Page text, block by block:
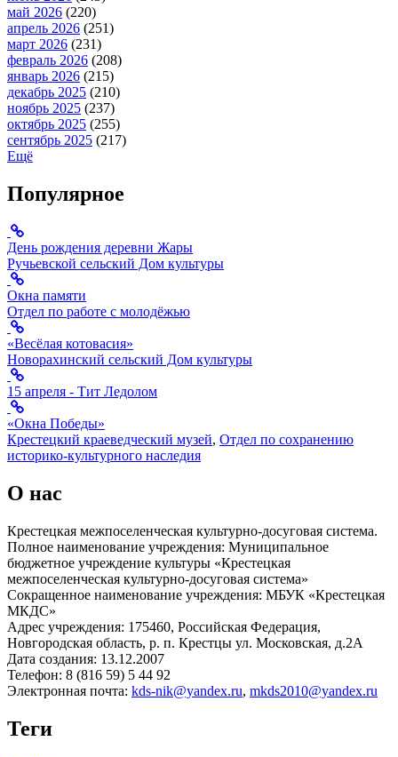
май 2026 (220)
апрель 2026 (251)
март 2026 (231)
февраль 2026 (208)
январь 2026 (215)
декабрь 2025 (210)
ноябрь 2025 (237)
октябрь 2025 (255)
сентябрь 2025 (217)
Ещё
Популярное
День рождения деревни Жары
Ручьевской сельский Дом культуры
Окна памяти
Отдел по работе с молодёжью
«Весёлая котовасия»
Новорахинский сельский Дом культуры
15 апреля - Тит Ледолом
«Окна Победы»
Крестецкий краеведческий музей, Отдел по сохранению
историко-культурного наследия
О нас
Крестецкая межпоселенческая культурно-досуговая система.
Полное наименование учреждения: Муниципальное
бюджетное учреждение культуры «Крестецкая
межпоселенческая культурно-досуговая система»
Сокращенное наименование учреждения: МБУК «Крестецкая
МКДС»
Адрес учреждения: 175460, Российская Федерация,
Новгородская область, р. п. Крестцы ул. Московская, д.2А
Дата создания: 13.12.2007
Телефон: 8 (816 59) 5 44 92
Электронная почта: kds-nik@yandex.ru, mkds2010@yandex.ru
Теги